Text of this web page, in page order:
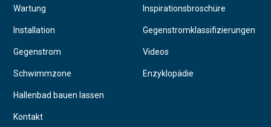
Wartung
Installation
Gegenstrom
Schwimmzone
Hallenbad bauen lassen
Kontakt
Inspirationsbroschüre
Gegenstromklassifizierungen
Videos
Enzyklopädie